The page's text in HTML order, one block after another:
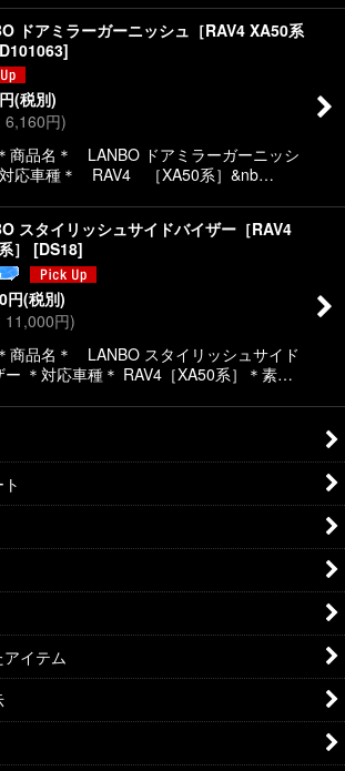
ドアミラーガーニッシュ［RAV4 XA50系
]
円(税別)
6,160円)
品名＊ LANBO ドアミラーガーニッシ
応車種＊ RAV4 ［XA50系］&nb…
スタイリッシュサイドバイザー［RAV4
］
[DS18]
円(税別)
11,000円)
品名＊ LANBO スタイリッシュサイド
ー ＊対応車種＊ RAV4［XA50系］＊素…
イテム